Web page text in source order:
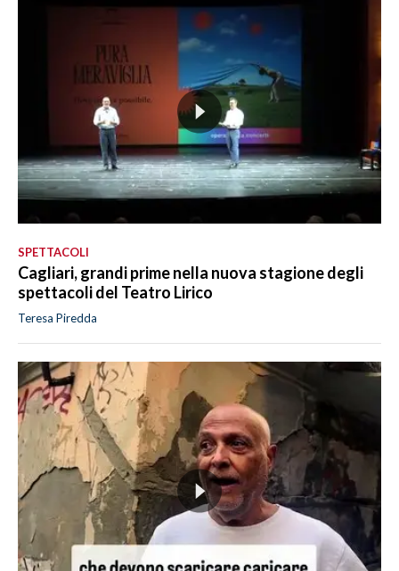
SPETTACOLI
Cagliari, grandi prime nella nuova stagione degli
spettacoli del Teatro Lirico
Teresa Piredda